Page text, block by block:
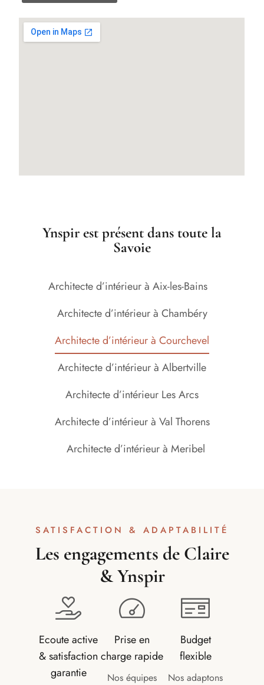
Ynspir est présent dans toute la
Savoie
Architecte d’intérieur à Aix-les-Bains
Architecte d’intérieur à Chambéry
Architecte d’intérieur à Courchevel
Architecte d’intérieur à Albertville
Architecte d’intérieur Les Arcs
Architecte d’intérieur à Val Thorens
Architecte d’intérieur à Meribel
SATISFACTION & ADAPTABILITÉ
Les engagements de Claire
& Ynspir
Ecoute active
& satisfaction
garantie
Prise en
charge rapide
Nos équipes
Budget
flexible
Nos adaptons